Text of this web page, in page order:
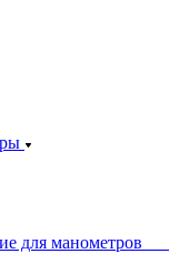
для манометров